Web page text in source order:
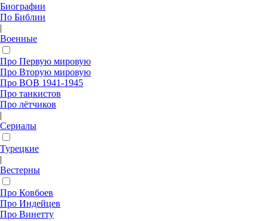
Биографии
По Библии
|
Военные
Про Первую мировую
Про Вторую мировую
Про ВОВ 1941-1945
Про танкистов
Про лётчиков
|
Сериалы
Турецкие
|
Вестерны
Про Ковбоев
Про Индейцев
Про Винетту